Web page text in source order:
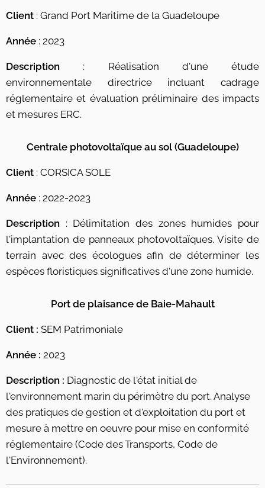
Client : Grand Port Maritime de la Guadeloupe
Année : 2023
Description : Réalisation d'une étude
environnementale directrice incluant cadrage
réglementaire et évaluation préliminaire des impacts
et mesures ERC.
Centrale photovoltaïque au sol (Guadeloupe)
Client : CORSICA SOLE
Année : 2022-2023
Description : Délimitation des zones humides pour
l'implantation de panneaux photovoltaïques. Visite de
terrain avec des écologues afin de déterminer les
espèces floristiques significatives d'une zone humide.
Port de plaisance de Baie-Mahault
Client : SEM Patrimoniale
Année : 2023
Description : Diagnostic de l'état initial de
l'environnement marin du périmètre du port. Analyse
des pratiques de gestion et d'exploitation du port et
mesure à mettre en oeuvre pour mise en conformité
réglementaire (Code des Transports, Code de
l'Environnement).